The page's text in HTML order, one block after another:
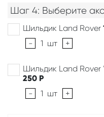
Шаг 4: Выберите
Шильдик Land Rover
-
1 шт +
Шильдик Land Rover
250 Р
-
1 шт +